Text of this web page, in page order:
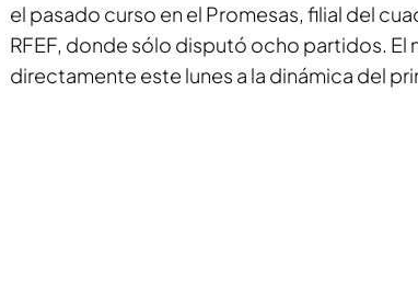
el pasado curso en el Promesas, filial del
RFEF, donde sólo disputó ocho partidos. El
directamente este lunes a la dinámica del